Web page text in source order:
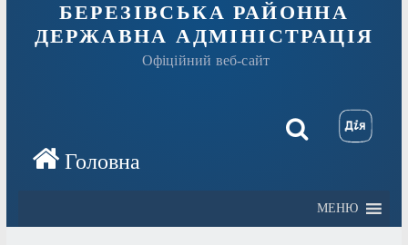
БЕРЕЗІВСЬКА РАЙОННА
ДЕРЖАВНА АДМІНІСТРАЦІЯ
Офіційний веб-сайт
МЕНЮ